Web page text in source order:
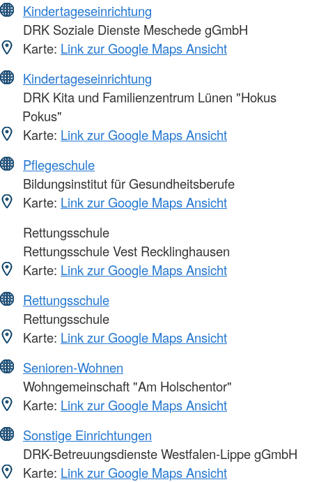
Kindertageseinrichtung
DRK Soziale Dienste Meschede gGmbH
Karte: Link zur Google Maps Ansicht
Kindertageseinrichtung
DRK Kita und Familienzentrum Lünen "Hokus
Pokus"
Karte: Link zur Google Maps Ansicht
Pflegeschule
Bildungsinstitut für Gesundheitsberufe
Karte: Link zur Google Maps Ansicht
Rettungsschule
Rettungsschule Vest Recklinghausen
Karte: Link zur Google Maps Ansicht
Rettungsschule
Rettungsschule
Karte: Link zur Google Maps Ansicht
Senioren-Wohnen
Wohngemeinschaft "Am Holschentor"
Karte: Link zur Google Maps Ansicht
Sonstige Einrichtungen
DRK-Betreuungsdienste Westfalen-Lippe gGmbH
Karte: Link zur Google Maps Ansicht